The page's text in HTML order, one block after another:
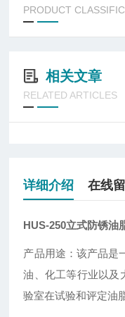
PRODUCT
相关文章
RELATED ARTICLES
详细介绍 在线
HUS-250立式防锈油
产品用途：该产品是
油、化工等行业以及
验室在试验和评定油